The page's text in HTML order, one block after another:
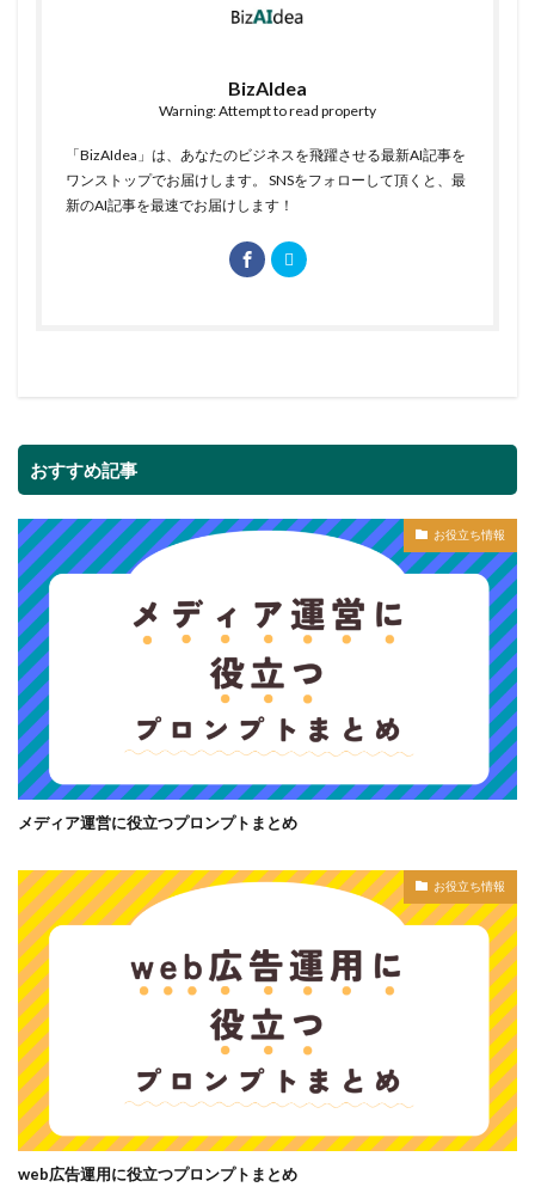
BizAIdea
Warning: Attempt to read property
「BizAIdea」は、あなたのビジネスを飛躍させる最新AI記事を
ワンストップでお届けします。 SNSをフォローして頂くと、最
新のAI記事を最速でお届けします！
おすすめ記事
お役立ち情報
メディア運営に役立つプロンプトまとめ
お役立ち情報
web広告運用に役立つプロンプトまとめ